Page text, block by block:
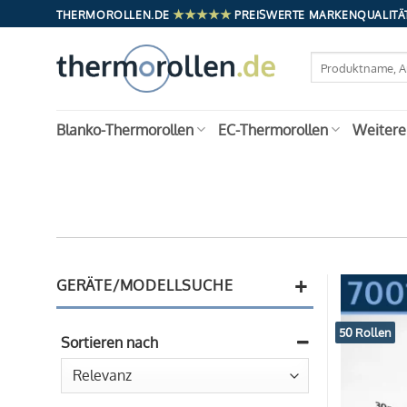
Inhalt
THERMOROLLEN.DE ★★★★★ PREISWERTE
nach:
Blanko-Thermorollen EC-Thermorollen
GERÄTE/MODELLSUCHE +
Sortieren nach
Sort Products
50 Rollen